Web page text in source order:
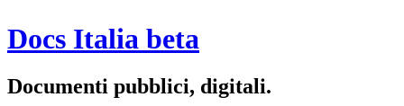
Docs Italia beta
Documenti pubblici, digitali.